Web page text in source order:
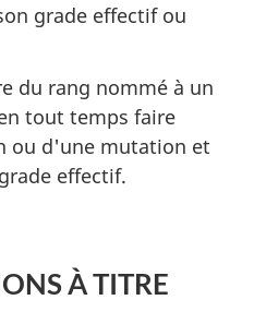
grade effectif ou
du rang nommé à un
tout temps faire
ou d'une mutation et
effectif.
À TITRE